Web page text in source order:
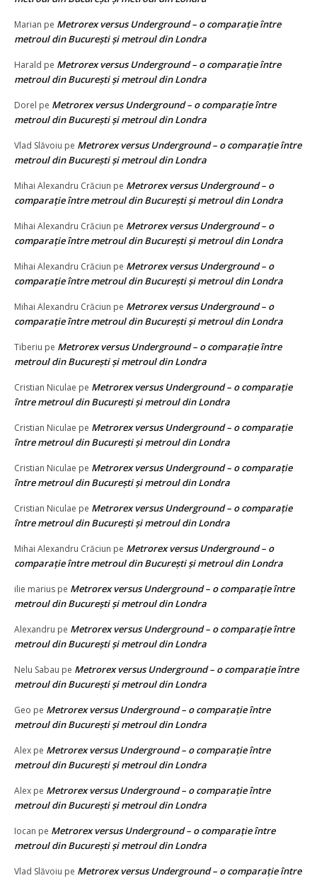
Marian pe Metrorex versus Underground – o comparație între
metroul din București și metroul din Londra
Harald pe Metrorex versus Underground – o comparație între
metroul din București și metroul din Londra
Dorel pe Metrorex versus Underground – o comparație între
metroul din București și metroul din Londra
Vlad Slăvoiu pe Metrorex versus Underground – o comparație între
metroul din București și metroul din Londra
Mihai Alexandru Crăciun pe Metrorex versus Underground – o
comparație între metroul din București și metroul din Londra
Mihai Alexandru Crăciun pe Metrorex versus Underground – o
comparație între metroul din București și metroul din Londra
Mihai Alexandru Crăciun pe Metrorex versus Underground – o
comparație între metroul din București și metroul din Londra
Mihai Alexandru Crăciun pe Metrorex versus Underground – o
comparație între metroul din București și metroul din Londra
Tiberiu pe Metrorex versus Underground – o comparație între
metroul din București și metroul din Londra
Cristian Niculae pe Metrorex versus Underground – o comparație
între metroul din București și metroul din Londra
Cristian Niculae pe Metrorex versus Underground – o comparație
între metroul din București și metroul din Londra
Cristian Niculae pe Metrorex versus Underground – o comparație
între metroul din București și metroul din Londra
Cristian Niculae pe Metrorex versus Underground – o comparație
între metroul din București și metroul din Londra
Mihai Alexandru Crăciun pe Metrorex versus Underground – o
comparație între metroul din București și metroul din Londra
ilie marius pe Metrorex versus Underground – o comparație între
metroul din București și metroul din Londra
Alexandru pe Metrorex versus Underground – o comparație între
metroul din București și metroul din Londra
Nelu Sabau pe Metrorex versus Underground – o comparație între
metroul din București și metroul din Londra
Geo pe Metrorex versus Underground – o comparație între
metroul din București și metroul din Londra
Alex pe Metrorex versus Underground – o comparație între
metroul din București și metroul din Londra
Alex pe Metrorex versus Underground – o comparație între
metroul din București și metroul din Londra
Iocan pe Metrorex versus Underground – o comparație între
metroul din București și metroul din Londra
Vlad Slăvoiu pe Metrorex versus Underground – o comparație între